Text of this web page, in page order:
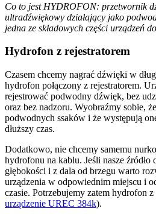
Co to jest HYDROFON: przetwornik
ultradźwiękowy działający jako
jedna ze składowych części urządzeń
Hydrofon z rejestratorem
Czasem chcemy nagrać dźwięki w
hydrofon połączony z rejestratorem.
rejestrować podwodny dźwięk, bez
oraz bez nadzoru. Wyobraźmy sobie,
podwodnych ssaków i że występują
dłuższy czas.
Dodatkowo, nie chcemy samemu
hydrofonu na kablu. Jeśli nasze
głębokości i z dala od brzegu warto
urządzenia w odpowiednim miejscu i
czasie. Potrzebujemy zatem hydrofon z
urządzenie UREC 384k).